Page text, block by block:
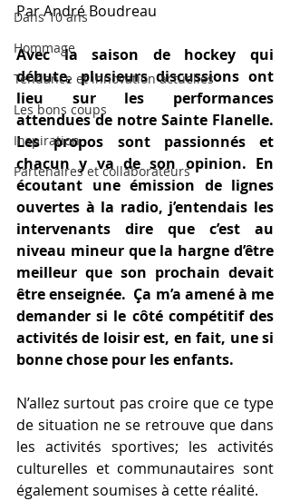
Dans 10 ans
Hommage
Tendance et innovation actuelles
Les bons coups
Inspiration
Partenaires et collaborateurs
Par André Boudreau
Avec la saison de hockey qui
débute, plusieurs discussions ont
lieu sur les performances
attendues de notre Sainte Flanelle.
Les propos sont passionnés et
chacun y va de son opinion. En
écoutant une émission de lignes
ouvertes à la radio, j’entendais les
intervenants dire que c’est au
niveau mineur que la hargne d’être
meilleur que son prochain devait
être enseignée.  Ça m’a amené à me
demander si le côté compétitif des
activités de loisir est, en fait, une si
bonne chose pour les enfants.
N’allez surtout pas croire que ce type
de situation ne se retrouve que dans
les activités sportives; les activités
culturelles et communautaires sont
également soumises à cette réalité.